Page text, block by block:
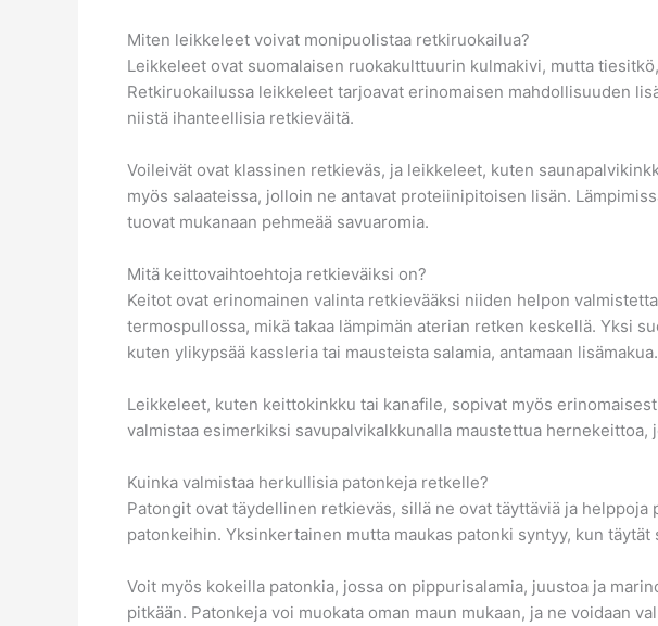
Miten leikkeleet voivat monipuolistaa retkiruokailua?
Leikkeleet ovat suomalaisen ruokakulttuurin kulmakivi, mutta
Retkiruokailussa leikkeleet tarjoavat erinomaisen mahdollisuuden
niistä ihanteellisia retkieväitä.
Voileivät ovat klassinen retkieväs, ja leikkeleet, kuten
myös salaateissa, jolloin ne antavat proteiinipitoisen lisän.
tuovat mukanaan pehmeää savuaromia.
Mitä keittovaihtoehtoja retkieväiksi on?
Keitot ovat erinomainen valinta retkievääksi niiden helpon
termospullossa, mikä takaa lämpimän aterian retken keskellä. Yksi
kuten ylikypsää kassleria tai mausteista salamia, antamaan lisämakua.
Leikkeleet, kuten keittokinkku tai kanafile, sopivat myös
valmistaa esimerkiksi savupalvikalkkunalla maustettua
Kuinka valmistaa herkullisia patonkeja retkelle?
Patongit ovat täydellinen retkieväs, sillä ne ovat täyttäviä ja
patonkeihin. Yksinkertainen mutta maukas patonki syntyy, kun
Voit myös kokeilla patonkia, jossa on pippurisalamia, juustoa ja
pitkään. Patonkeja voi muokata oman maun mukaan, ja ne voidaan